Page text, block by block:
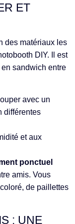
ET
des matériaux les
DIY. Il est
sandwich entre
avec un
différentes
et aux
ponctuel
amis. Vous
de paillettes
: UNE